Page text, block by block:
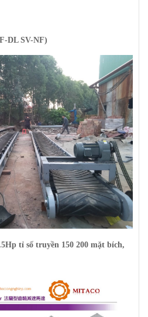
DL SV-NF)
tỉ số truyền 150 200 mặt bích,